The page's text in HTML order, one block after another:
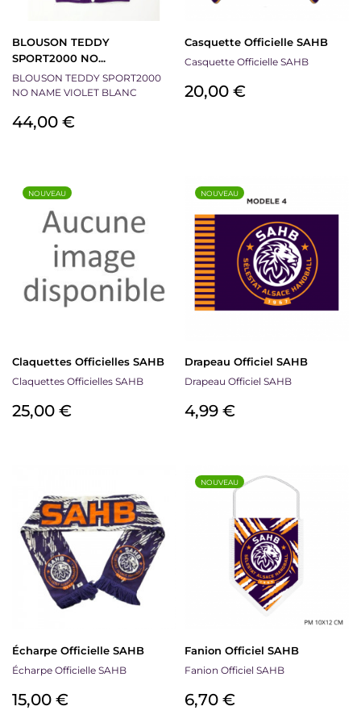
BLOUSON TEDDY
SPORT2000 NO...
BLOUSON TEDDY SPORT2000
NO NAME VIOLET BLANC
Prix
44,00 €
Casquette Officielle SAHB
Casquette Officielle SAHB
Prix
20,00 €
Claquettes Officielles SAHB
Claquettes Officielles SAHB
Prix
25,00 €
NOUVEAU
Drapeau Officiel SAHB
Drapeau Officiel SAHB
Prix
4,99 €
NOUVEAU
Écharpe Officielle SAHB
Écharpe Officielle SAHB
Prix
15,00 €
Fanion Officiel SAHB
Fanion Officiel SAHB
Prix
6,70 €
NOUVEAU